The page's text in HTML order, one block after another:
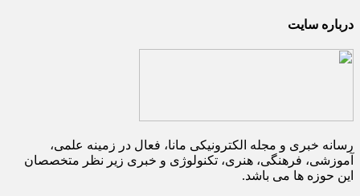
درباره سایت
رسانه خبری و مجله الکترونیکی مانا، فعال در زمینه علمی،
آموزشی، فرهنگی، هنری، تکنولوژی و خبری زیر نظر متخصصان
این حوزه ها می باشد.